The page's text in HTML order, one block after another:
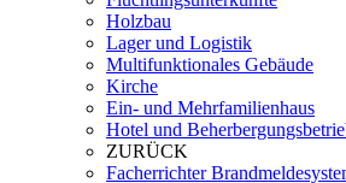
Holzbau
Lager und Logistik
Multifunktionales Gebäude
Kirche
Ein- und Mehrfamilienhaus
Hotel und
ZURÜCK
Facherrichter